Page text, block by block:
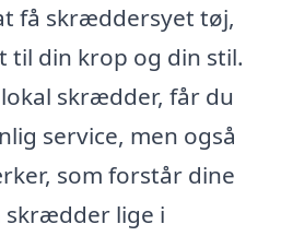
få skræddersyet tøj,
til din krop og din stil.
skrædder, får du
service, men også
som forstår dine
skrædder lige i